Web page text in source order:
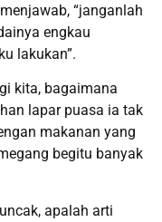
“janganlah
engkau
lakukan”.
kita, bagaimana
lapar puasa ia tak
makanan yang
begitu banyak
apalah arti